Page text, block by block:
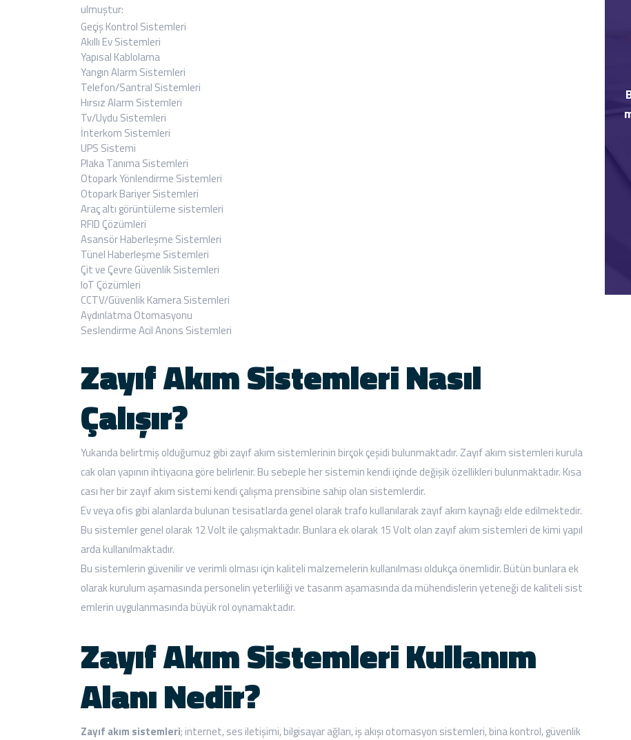
ulmuştur:
Geçiş Kontrol Sistemleri
Akıllı Ev Sistemleri
Yapısal Kablolama
Yangın Alarm Sistemleri
Telefon/Santral Sistemleri
Hırsız Alarm Sistemleri
Tv/Uydu Sistemleri
İnterkom Sistemleri
UPS Sistemi
Plaka Tanıma Sistemleri
Otopark Yönlendirme Sistemleri
Otopark Bariyer Sistemleri
Araç altı görüntüleme sistemleri
RFID Çözümleri
Asansör Haberleşme Sistemleri
Tünel Haberleşme Sistemleri
Çit ve Çevre Güvenlik Sistemleri
IoT Çözümleri
CCTV/Güvenlik Kamera Sistemleri
Aydınlatma Otomasyonu
Seslendirme Acil Anons Sistemleri
Zayıf Akım Sistemleri Nasıl
Çalışır?
Yukarıda belirtmiş olduğumuz gibi zayıf akım sistemlerinin birçok çeşidi bulunmaktadır. Zayıf akım sistemleri kurula
cak olan yapının ihtiyacına göre belirlenir. Bu sebeple her sistemin kendi içinde değişik özellikleri bulunmaktadır. Kısa
cası her bir zayıf akım sistemi kendi çalışma prensibine sahip olan sistemlerdir.
Ev veya ofis gibi alanlarda bulunan tesisatlarda genel olarak trafo kullanılarak zayıf akım kaynağı elde edilmektedir.
Bu sistemler genel olarak 12 Volt ile çalışmaktadır. Bunlara ek olarak 15 Volt olan zayıf akım sistemleri de kimi yapıl
arda kullanılmaktadır.
Bu sistemlerin güvenilir ve verimli olması için kaliteli malzemelerin kullanılması oldukça önemlidir. Bütün bunlara ek
olarak kurulum aşamasında personelin yeterliliği ve tasarım aşamasında da mühendislerin yeteneği de kaliteli sist
emlerin uygulanmasında büyük rol oynamaktadır.
Zayıf Akım Sistemleri Kullanım
Alanı Nedir?
Zayıf akım sistemleri; internet, ses iletişimi, bilgisayar ağları, iş akışı otomasyon sistemleri, bina kontrol, güvenlik